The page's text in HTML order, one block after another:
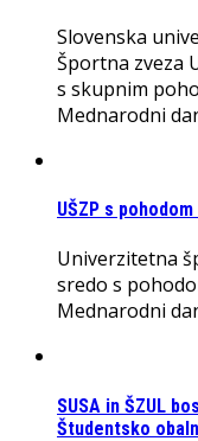
Slovenska
Športna zveza
s skupnim
Mednarodni
UŠZP s
Univerzitetna
sredo s
Mednarodni
SUSA in ŠZUL
Študentsko